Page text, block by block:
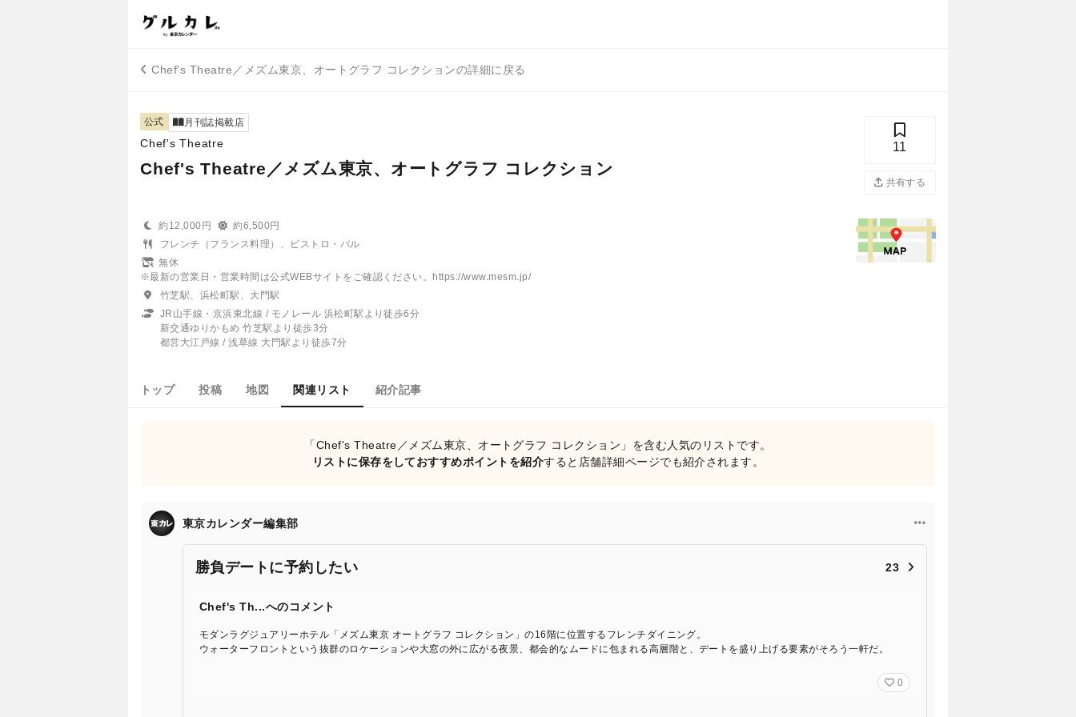
Chef's Theatre／メズム東京、オートグラフ コレクションの詳細に戻る
公式 月刊誌掲載店
Chef's Theatre
Chef's Theatre／メズム東京、オートグラフ コレクション
11
共有する
約12,000円
約6,500円
フレンチ（フランス料理）、ビストロ・バル
無休
※最新の営業日・営業時間は公式WEBサイトをご確認ください。https://www.mesm.jp/
竹芝駅、浜松町駅、大門駅
JR山手線・京浜東北線 / モノレール 浜松町駅より徒歩6分
新交通ゆりかもめ 竹芝駅より徒歩3分
都営大江戸線 / 浅草線 大門駅より徒歩7分
トップ 投稿 地図 関連リスト 紹介記事
「Chef's Theatre／メズム東京、オートグラフ コレクション」を含む人気のリストです。
リストに保存をしておすすめポイントを紹介すると店舗詳細ページでも紹介されます。
東京カレンダー編集部
勝負デートに予約したい 23
Chef's Th...へのコメント
モダンラグジュアリーホテル「メズム東京 オートグラフ コレクション」の16階に位置するフレンチダイニング。
ウォーターフロントという抜群のロケーションや大窓の外に広がる夜景、都会的なムードに包まれる高層階と、デートを盛り上げる要素がそろう一軒だ。
0